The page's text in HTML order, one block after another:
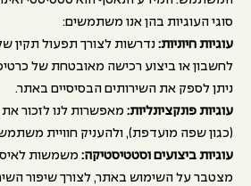
סוגי העוגיות בהן אנו משתמשים:
עוגיות חיוניות: נדרשות לצורך תפעול תקין
לחשבון או ביצוע רכישה מאובטחת של
ניתן לספק את השירותים הבסיסיים באתר.
עוגיות פונקציונליות: מאפשרות לנו לזכור את
(כגון שפה מועדפת), ולהעניק חוויית
עוגיות ביצועים וסטטיסטיקה: משמשות
מצטבר על השימוש באתר, לצורך שיפור